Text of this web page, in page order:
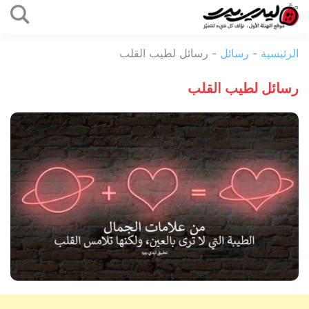
المحتوى
بيرد
الرئيسية - رسائل - رسائل لطيب القلب
رسائل لطيب القلب